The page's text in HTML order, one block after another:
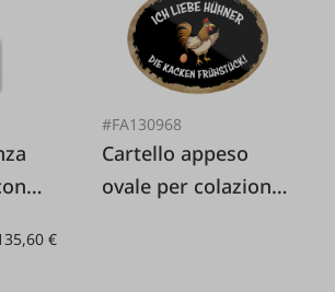
€
#FA130968
Cartello appeso
ovale per colazione